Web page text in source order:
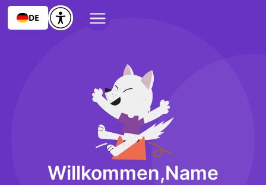
DE
Willkommen,Name